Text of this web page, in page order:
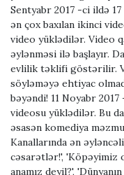
Sentyabr 2017 -ci ildə 17
ən çox baxılan ikinci
video yüklədilər. Video
əylənməsi ilə başlayır.
evlilik təklifi göstərilir.
söyləməyə ehtiyac
bəyəndi! 11 Noyabr
videosu yüklədilər. Bu
əsasən komediya
Kanallarında ən
cəsarətlər!', 'Köpəyimiz
anamız deyil?',